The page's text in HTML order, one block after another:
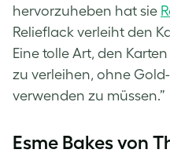
hervorzuheben hat sie
Relieflack verleiht den
Eine tolle Art, den
zu verleihen, ohne
verwenden zu müssen.”
Esme Bakes von